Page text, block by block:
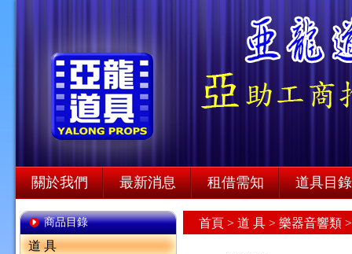
關於我們 最新消息 租借需知 道具目錄
商品目錄
道 具
首頁 > 道 具 > 樂器音響類